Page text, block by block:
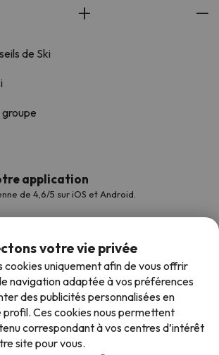
de Ski
groupe
application
de 4,6/5 sur iOS et Android.
disponibles
votre vie privée
cookies uniquement afin de vous offrir
navigation adaptée à vos préférences
des publicités personnalisées en
Ces cookies nous permettent
correspondant à vos centres d’intérêt
site pour vous.